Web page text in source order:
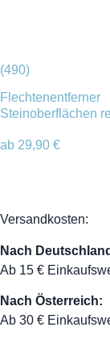
(490)
Flechtenentferner
Steinoberflächen
ab 29,90 €
Versandkosten:
Nach
Ab 15 €
Nach Österreich:
Ab 30 €